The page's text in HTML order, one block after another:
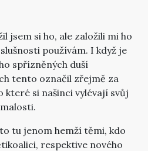
jsem si ho, ale založili mi ho
používám. I když je
spřízněných duší
tento označil zřejmě za
které si našinci vylévají svůj
tu jenom hemží těmi, kdo
respektive nového